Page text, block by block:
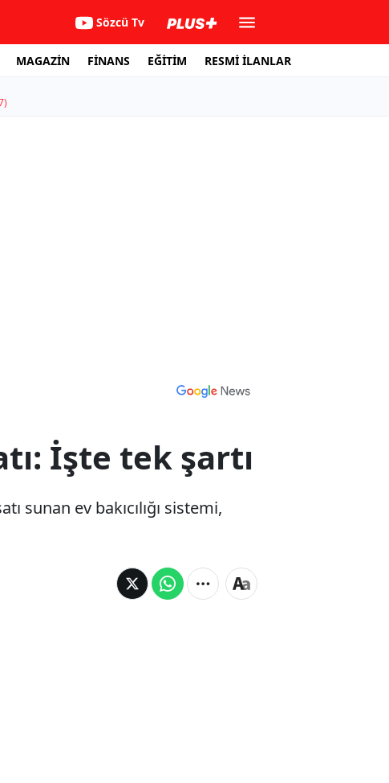
Sözcü Tv
MAGAZİN FİNANS EĞİTİM RESMİ İLANLAR
İşte tek şartı
sunan ev bakıcılığı sistemi,